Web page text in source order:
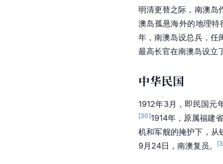
明清更替之际，南澳岛
澳岛孤悬海外的地理
年，南澳岛设总兵，任
最高长官在南澳岛设立
中华民国
1912年3月，即民国元
[30]1914年，原属福建
机和军舰的掩护下，从
9月24日，南澳复员。
[